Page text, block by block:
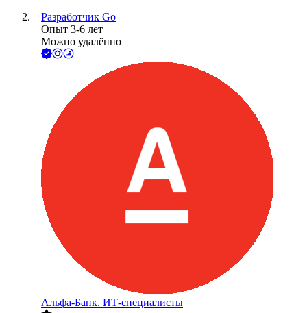
Разработчик Go
Опыт 3-6 лет
Можно удалённо
Альфа-Банк. ИТ-специалисты